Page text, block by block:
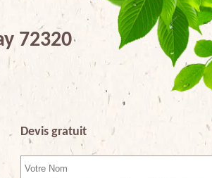
72320
Devis gratuit